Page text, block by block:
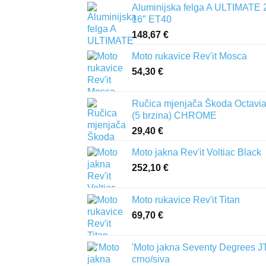
Aluminijska felga A ULTIMATE
16″ ET40
148,67 €
Moto rukavice Rev'it Mosca
54,30 €
Ručica mjenjača Škoda Octavia
(5 brzina) CHROME
29,40 €
Moto jakna Rev'it Voltiac Black
252,10 €
Moto rukavice Rev'it Titan
69,70 €
'Moto jakna Seventy Degrees
crno/siva